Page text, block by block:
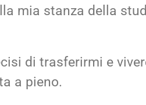
mia stanza della
di trasferirmi e
a pieno.